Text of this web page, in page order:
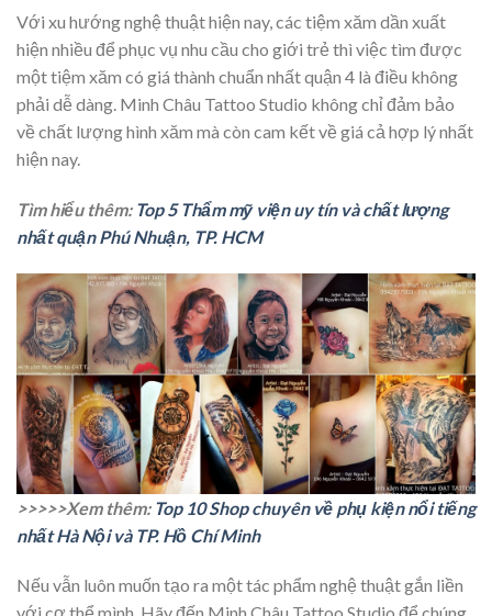
Với xu hướng nghệ thuật hiện nay, các tiệm xăm dần xuất
hiện nhiều để phục vụ nhu cầu cho giới trẻ thì việc tìm được
một tiệm xăm có giá thành chuẩn nhất quận 4 là điều không
phải dễ dàng. Minh Châu Tattoo Studio không chỉ đảm bảo
về chất lượng hình xăm mà còn cam kết về giá cả hợp lý nhất
hiện nay.
Tìm hiểu thêm: Top 5 Thẩm mỹ viện uy tín và chất lượng
nhất quận Phú Nhuận, TP. HCM
>>>>>Xem thêm: Top 10 Shop chuyên về phụ kiện nổi tiếng
nhất Hà Nội và TP. Hồ Chí Minh
Nếu vẫn luôn muốn tạo ra một tác phẩm nghệ thuật gắn liền